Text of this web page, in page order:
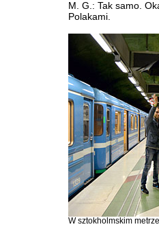
M. G.: Tak samo.
Polakami.
W sztokholmskim